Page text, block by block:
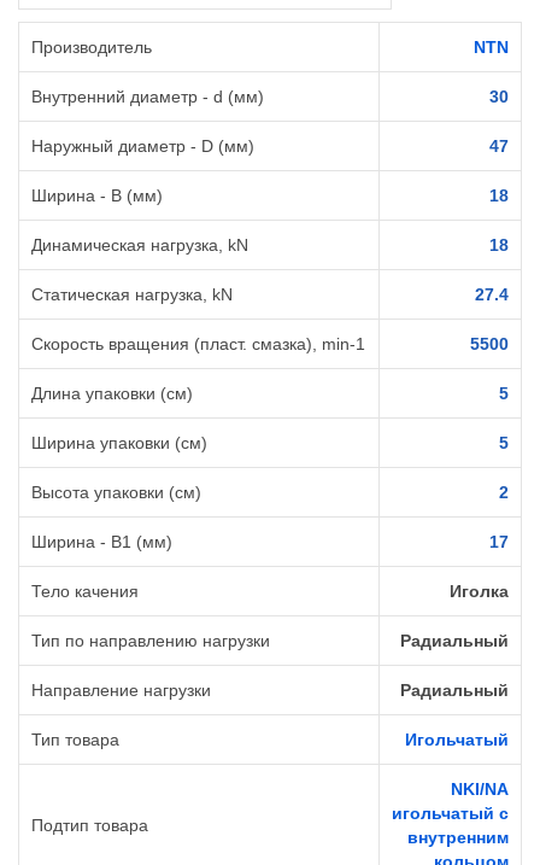
Производитель NTN
Внутренний диаметр - d (мм) 30
Наружный диаметр - D (мм) 47
Ширина - B (мм) 18
Динамическая нагрузка, kN 18
Статическая нагрузка, kN 27.4
Скорость вращения (пласт. смазка), min-1 5500
Длина упаковки (см) 5
Ширина упаковки (см) 5
Высота упаковки (см) 2
Ширина - B1 (мм) 17
Тело качения Иголка
Тип по направлению нагрузки Радиальный
Направление нагрузки Радиальный
Тип товара Игольчатый
Подтип товара
NKI/NA
игольчатый с
внутренним